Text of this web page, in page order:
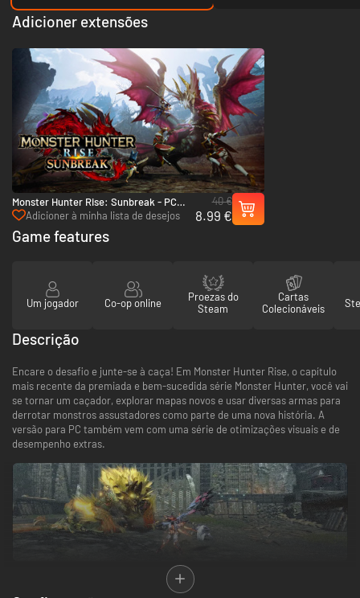
Adicioner extensões
Monster Hunter Rise: Sunbreak - PC
(Steam)
Adicioner à minha lista de desejos
40 €
8.99 €
Game features
Um jogador Co-op online
Proezas do
Steam
Cartas
Colecionáveis
Descrição
Encare o desafio e junte-se à caça! Em Monster Hunter Rise, o capítulo
mais recente da premiada e bem-sucedida série Monster Hunter, você vai
se tornar um caçador, explorar mapas novos e usar diversas armas para
derrotar monstros assustadores como parte de uma nova história. A
versão para PC também vem com uma série de otimizações visuais e de
desempenho extras.